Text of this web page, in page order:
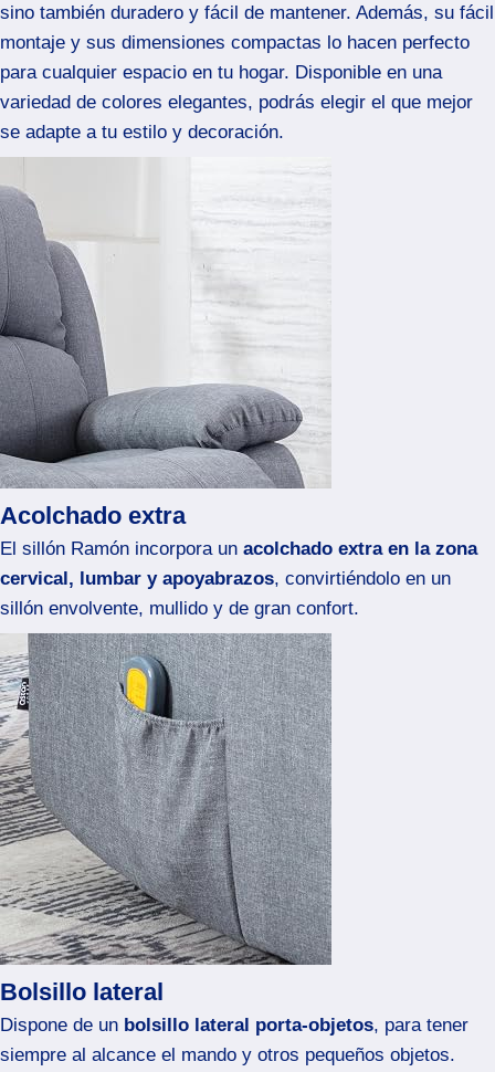
sino también duradero y fácil de mantener. Además, su fácil
montaje y sus dimensiones compactas lo hacen perfecto
para cualquier espacio en tu hogar. Disponible en una
variedad de colores elegantes, podrás elegir el que mejor
se adapte a tu estilo y decoración.
Acolchado extra
El sillón Ramón incorpora un acolchado extra en la zona
cervical, lumbar y apoyabrazos, convirtiéndolo en un
sillón envolvente, mullido y de gran confort.
Bolsillo lateral
Dispone de un bolsillo lateral porta-objetos, para tener
siempre al alcance el mando y otros pequeños objetos.